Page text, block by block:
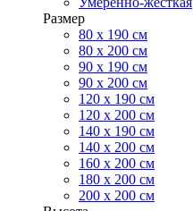
Размер
80 х 190 см
80 х 200 см
90 х 190 см
90 х 200 см
120 х 190 см
120 х 200 см
140 х 190 см
140 х 200 см
160 х 200 см
180 х 200 см
200 х 200 см